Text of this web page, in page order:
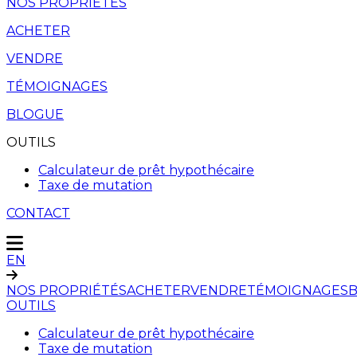
ACHETER
VENDRE
TÉMOIGNAGES
BLOGUE
OUTILS
Calculateur de prêt hypothécaire
Taxe de mutation
CONTACT
EN
NOS PROPRIÉTÉSACHETERVENDRETÉMOIGNAGES
OUTILS
Calculateur de prêt hypothécaire
Taxe de mutation